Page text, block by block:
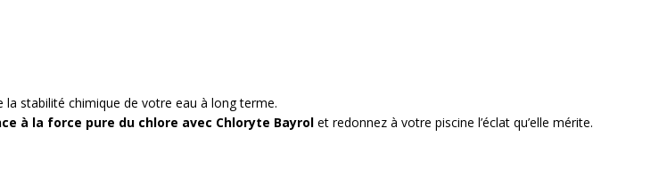
stabilité chimique de votre eau à long terme.
à la force pure du chlore avec Chloryte Bayrol et redonnez à votre piscine l’éclat qu’elle mérite.